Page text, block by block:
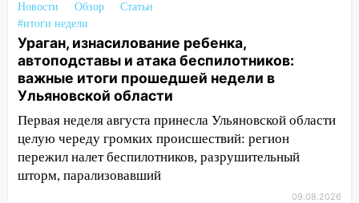
14:16
Шторм продолжает ломать город:
на улице Любови Шевцовой рухнул
светофор
14:14 Студента из Ульяновска обманули
мошенники под видом преподавателя
14:12 Куда жаловаться ульяновцам на
упавшее дерево или затопленную улицу
после непогоды
13:59
В Новом городе ураганным
Новости Обзор
Статьи
#итоги недели
Ураган, изнасилование ребенка,
автоподставы и атака беспилотников:
важные итоги прошедшей недели в
Ульяновской области
Первая неделя августа принесла Ульяновской области
целую череду громких происшествий: регион
пережил налет беспилотников, разрушительный
шторм, парализовавший
09.08.2026